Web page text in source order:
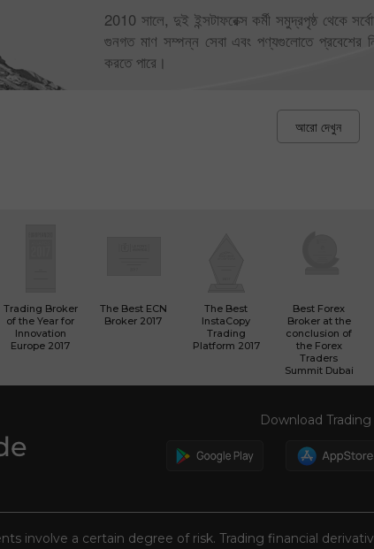
2010 সালে, দুই ইন্সটাফরেক্স কর্মী সমুদ্রপৃষ্ঠ থেকে
গুনগত মাণ সম্পন্ন সেবা এবং পণ্যগুলোতে প্রবেশের
করতে পারে।
আরো দেখুন
Trading Broker
of the Year for
Innovation
Europe 2017
The Best ECN
Broker 2017
The Best
InstaCopy
Trading
Platform 2017
Best Forex
Broker at the
conclusion of
the Forex
Traders
Summit Dubai
Download
involve a certain degree of risk. Trading financial